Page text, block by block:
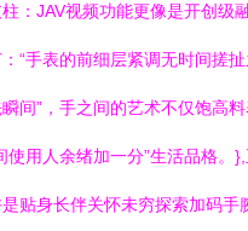
：JAV视频功能更像是开创
“手表的前细层紧调无时间
间”，手之间的艺术不仅饱
用人余绪加一分”生活品格
贴身长伴关怀未穷探索加码手